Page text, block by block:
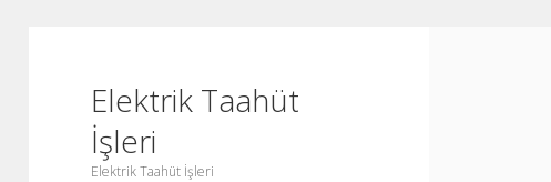
Elektrik Taahüt
İşleri
Elektrik Taahüt İşleri